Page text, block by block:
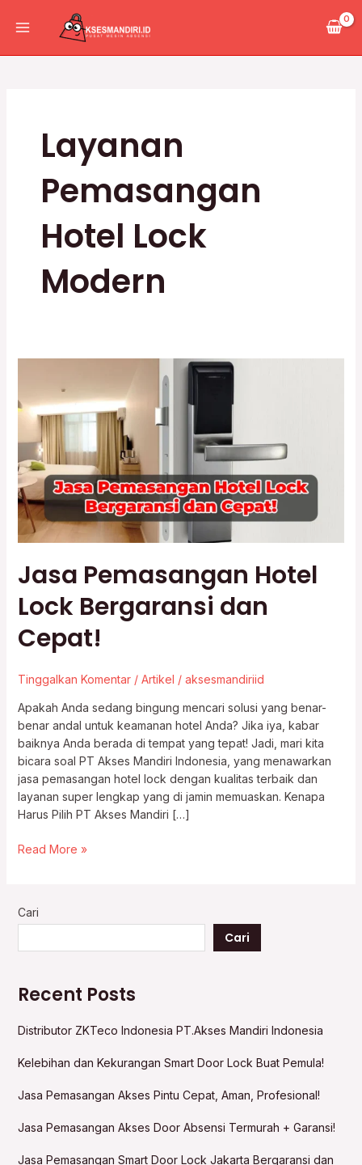
Layanan
Pemasangan
Hotel Lock
Modern
Jasa Pemasangan Hotel
Lock Bergaransi dan
Cepat!
Tinggalkan Komentar / Artikel / aksesmandiriid
Apakah Anda sedang bingung mencari solusi yang benar-
benar andal untuk keamanan hotel Anda? Jika iya, kabar
baiknya Anda berada di tempat yang tepat! Jadi, mari kita
bicara soal PT Akses Mandiri Indonesia, yang menawarkan
jasa pemasangan hotel lock dengan kualitas terbaik dan
layanan super lengkap yang di jamin memuaskan. Kenapa
Harus Pilih PT Akses Mandiri […]
Hotel
Lock
Bergaransi
dan
Cepat!
Read More »
Cari
Cari
Recent Posts
Distributor ZKTeco Indonesia PT.Akses Mandiri Indonesia
Kelebihan dan Kekurangan Smart Door Lock Buat Pemula!
Jasa Pemasangan Akses Pintu Cepat, Aman, Profesional!
Jasa Pemasangan Akses Door Absensi Termurah + Garansi!
Jasa Pemasangan Smart Door Lock Jakarta Bergaransi dan